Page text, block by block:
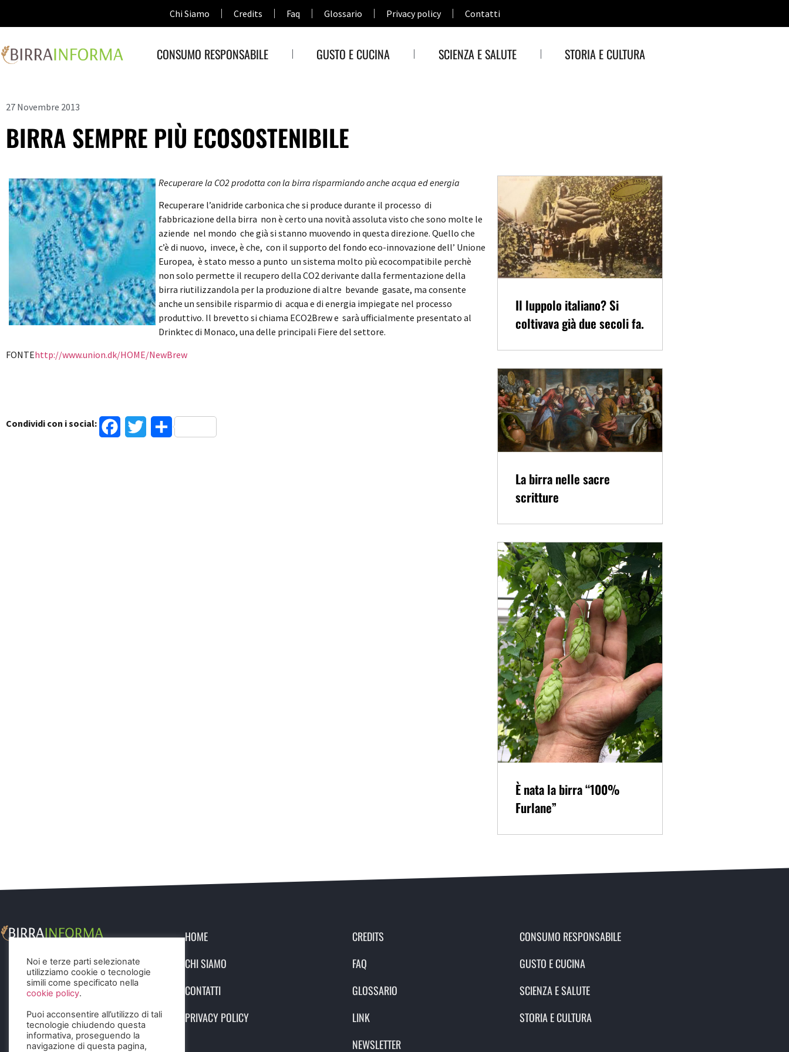
Chi Siamo Credits Faq Glossario Privacy policy Contatti
CONSUMO RESPONSABILE GUSTO E CUCINA SCIENZA E SALUTE STORIA E CULTURA
27 Novembre 2013
BIRRA SEMPRE PIÙ ECOSOSTENIBILE
Recuperare la CO2 prodotta con la birra risparmiando anche acqua ed energia
Recuperare l’anidride carbonica che si produce durante il processo di
fabbricazione della birra non è certo una novità assoluta visto che sono molte le
aziende nel mondo che già si stanno muovendo in questa direzione. Quello che
c’è di nuovo, invece, è che, con il supporto del fondo eco-innovazione dell’ Unione
Europea, è stato messo a punto un sistema molto più ecocompatibile perchè
non solo permette il recupero della CO2 derivante dalla fermentazione della
birra riutilizzandola per la produzione di altre bevande gasate, ma consente
anche un sensibile risparmio di acqua e di energia impiegate nel processo
produttivo. Il brevetto si chiama ECO2Brew e sarà ufficialmente presentato al
Drinktec di Monaco, una delle principali Fiere del settore.
FONTEhttp://www.union.dk/HOME/NewBrew
Condividi con i social: FacebookTwitterCondividi
Il luppolo italiano? Si
coltivava già due secoli fa.
La birra nelle sacre
scritture
È nata la birra “100%
Furlane”
HOME
CHI SIAMO
CONTATTI
PRIVACY POLICY
CREDITS
FAQ
GLOSSARIO
LINK
NEWSLETTER
CONSUMO RESPONSABILE
GUSTO E CUCINA
SCIENZA E SALUTE
STORIA E CULTURA
Noi e terze parti selezionate
utilizziamo cookie o tecnologie
simili come specificato nella
cookie policy.
Puoi acconsentire all’utilizzo di tali
tecnologie chiudendo questa
informativa, proseguendo la
navigazione di questa pagina,